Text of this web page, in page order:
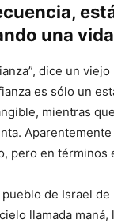
una
dice un
es sólo un
mientras
pero en términos
de Israel
llamada